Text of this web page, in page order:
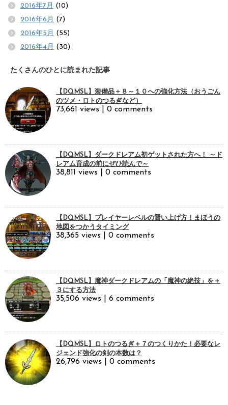
2016年7月 (10)
2016年6月 (7)
2016年5月 (55)
2016年4月 (30)
たくさんのひとに読まれた記事
【DQMSL】装備品＋８～１０への強化方法（おうごん
のツメ・ロトのつるぎなど）
73,661 views 0 comments
【DQMSL】ダークドレアム初ゲットされた方へ！ ～ド
レアム育成の前にぜひ読んで～
38,811 views 0 comments
【DQMSL】プレイヤーレベルの賢い上げ方！まほうの
地図をつかうタイミング
38,365 views 0 comments
【DQMSL】魔神ダークドレアムの「魔神の絶技」を＋
３にする方法
35,506 views 6 comments
【DQMSL】ロトのつるぎ＋７のつくりかた！必要なレ
ジェンド強化の剣の本数は？
26,796 views 0 comments